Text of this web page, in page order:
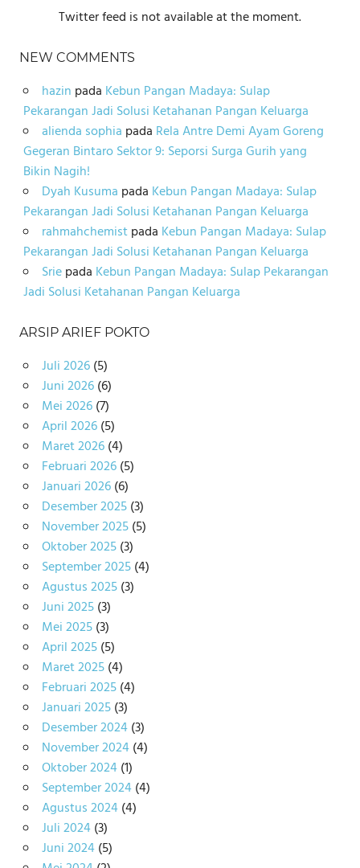
Twitter feed is not available at the moment.
NEW COMMENTS
hazin pada Kebun Pangan Madaya: Sulap
Pekarangan Jadi Solusi Ketahanan Pangan Keluarga
alienda sophia pada Rela Antre Demi Ayam Goreng
Gegeran Bintaro Sektor 9: Seporsi Surga Gurih yang
Bikin Nagih!
Dyah Kusuma pada Kebun Pangan Madaya: Sulap
Pekarangan Jadi Solusi Ketahanan Pangan Keluarga
rahmahchemistpada Kebun Pangan Madaya: Sulap
Pekarangan Jadi Solusi Ketahanan Pangan Keluarga
Sriepada Kebun Pangan Madaya: Sulap Pekarangan
Jadi Solusi Ketahanan Pangan Keluarga
ARSIP ARIEF POKTO
Juli 2026(5)
Juni 2026(6)
Mei 2026(7)
April 2026(5)
Maret 2026(4)
Februari 2026(5)
Januari 2026(6)
Desember 2025(3)
November 2025(5)
Oktober 2025(3)
September 2025(4)
Agustus 2025(3)
Juni 2025(3)
Mei 2025(3)
April 2025(5)
Maret 2025(4)
Februari 2025(4)
Januari 2025(3)
Desember 2024(3)
November 2024(4)
Oktober 2024(1)
September 2024(4)
Agustus 2024(4)
Juli 2024(3)
Juni 2024(5)